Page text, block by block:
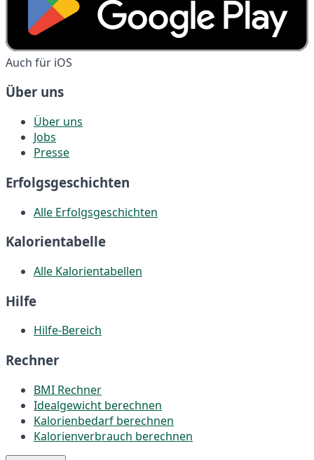
Auch für iOS
Über uns
Über uns
Jobs
Presse
Erfolgsgeschichten
Alle Erfolgsgeschichten
Kalorientabelle
Alle Kalorientabellen
Hilfe
Hilfe-Bereich
Rechner
BMI Rechner
Idealgewicht berechnen
Kalorienbedarf berechnen
Kalorienverbrauch berechnen